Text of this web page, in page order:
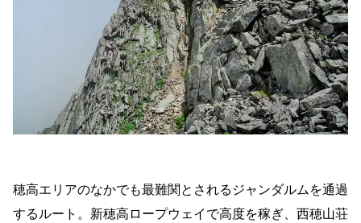
穂高エリアのなかでも最難関とされるジャンダルムを通過
するルート。新穂高ロープウェイで高度を稼ぎ、西穂山荘